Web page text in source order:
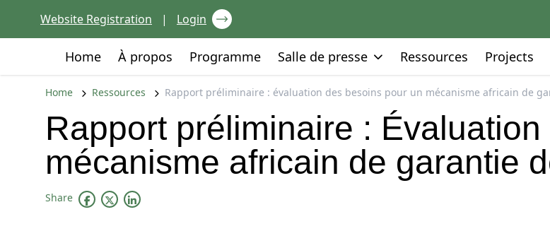
Website Registration | Login
HomeGo to:À propos Go to:
ProgrammeGo to:Salle de presseGo to:Ressources Go to:
Projects
Home Ressources Rapport préliminaire : évaluation des besoins pour un mécanisme africain de
Rapport préliminaire :
mécanisme africain de garantie
Share